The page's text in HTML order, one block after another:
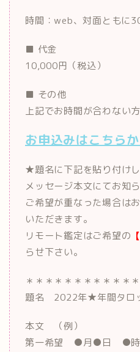
時間：web、対面ともに
■ 代金
10,000円（税込）
■ その他
上記でお時間が合わない
お申込みはこちら
★題名に下記を貼り付け
メッセージ本文にてお知
ご希望が重なった場合は
いただきます。
リモート鑑定はご希望の
らせ下さい。
＊＊＊＊＊＊＊＊＊＊＊
題名 2022年★年間タロ
本文 （例）
第一希望 ●月●日 ●時